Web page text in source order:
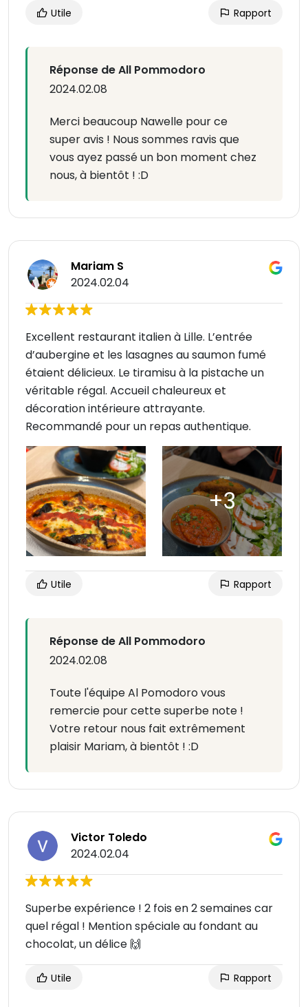
Utile Rapport
Réponse de All Pommodoro
2024.02.08
Merci beaucoup Nawelle pour ce
super avis ! Nous sommes ravis que
vous ayez passé un bon moment chez
nous, à bientôt ! :D
Mariam S
2024.02.04
Excellent restaurant italien à Lille. L’entrée
d’aubergine et les lasagnes au saumon fumé
étaient délicieux. Le tiramisu à la pistache un
véritable régal. Accueil chaleureux et
décoration intérieure attrayante.
Recommandé pour un repas authentique.
Utile Rapport
Réponse de All Pommodoro
2024.02.08
Toute l'équipe Al Pomodoro vous
remercie pour cette superbe note !
Votre retour nous fait extrêmement
plaisir Mariam, à bientôt ! :D
Victor Toledo
2024.02.04
Superbe expérience ! 2 fois en 2 semaines car
quel régal ! Mention spéciale au fondant au
chocolat, un délice 🙌
Utile Rapport